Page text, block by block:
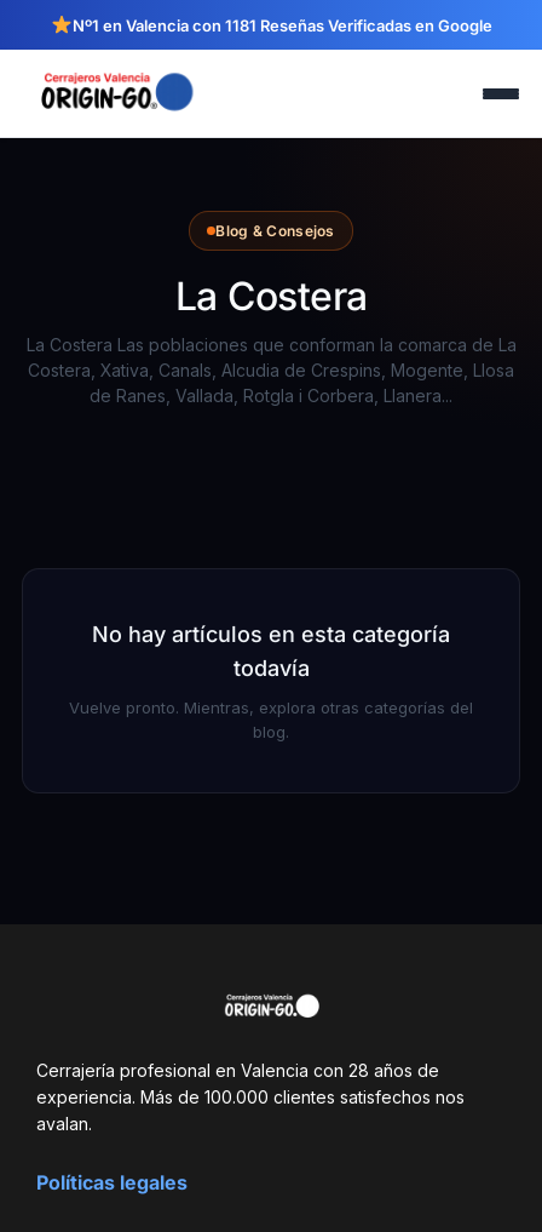
Nº1 en Valencia con 1181 Reseñas Verificadas en Google
Blog & Consejos
La Costera
La Costera Las poblaciones que conforman la comarca de La
Costera, Xativa, Canals, Alcudia de Crespins, Mogente, Llosa
de Ranes, Vallada, Rotgla i Corbera, Llanera...
No hay artículos en esta categoría
todavía
Vuelve pronto. Mientras, explora otras categorías del
blog.
Cerrajería profesional en Valencia con 28 años de
experiencia. Más de 100.000 clientes satisfechos nos
avalan.
Políticas legales